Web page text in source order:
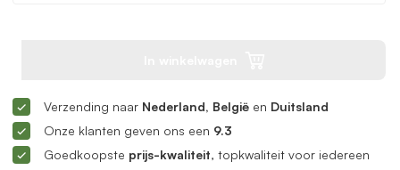
Verzending naar Nederland, België en Duitsland
Onze klanten geven ons een 9.3
Goedkoopste prijs-kwaliteit, topkwaliteit voor iedereen